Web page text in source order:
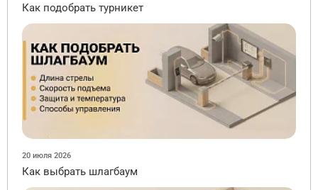
Как подобрать турникет
20 июля 2026
Как выбрать шлагбаум